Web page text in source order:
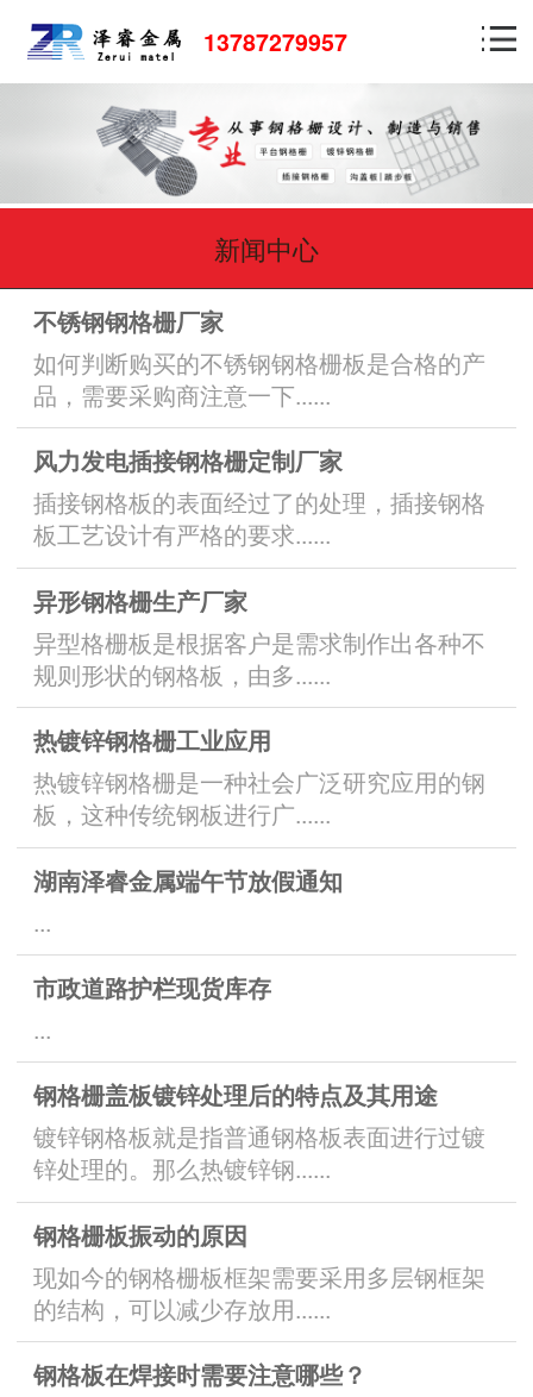
13787279957
新闻中心
不锈钢钢格栅厂家
如何判断购买的不锈钢钢格栅板是合格的产
品，需要采购商注意一下......
风力发电插接钢格栅定制厂家
插接钢格板的表面经过了的处理，插接钢格
板工艺设计有严格的要求......
异形钢格栅生产厂家
异型格栅板是根据客户是需求制作出各种不
规则形状的钢格板，由多......
热镀锌钢格栅工业应用
热镀锌钢格栅是一种社会广泛研究应用的钢
板，这种传统钢板进行广......
湖南泽睿金属端午节放假通知
...
市政道路护栏现货库存
...
钢格栅盖板镀锌处理后的特点及其用途
镀锌钢格板就是指普通钢格板表面进行过镀
锌处理的。那么热镀锌钢......
钢格栅板振动的原因
现如今的钢格栅板框架需要采用多层钢框架
的结构，可以减少存放用......
钢格板在焊接时需要注意哪些？